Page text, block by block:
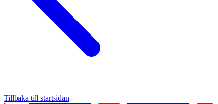
Tillbaka till startsidan